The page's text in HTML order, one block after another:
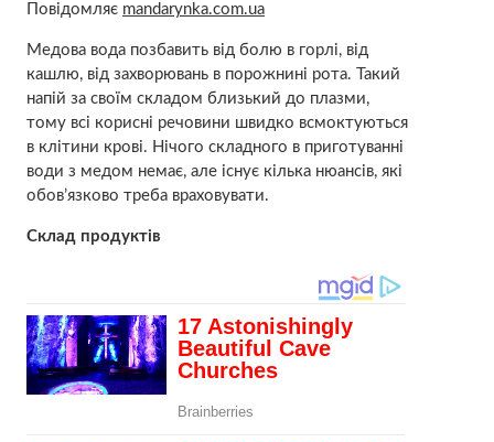
Повідомляє mandarynka.com.ua
Медова вода позбавить від болю в горлі, від
кашлю, від захворювань в порожнині рота. Такий
напій за своїм складом близький до плазми,
тому всі корисні речовини швидко всмоктуються
в клітини крові. Нічого складного в приготуванні
води з медом немає, але існує кілька нюансів, які
обов’язково треба враховувати.
Склад продуктів